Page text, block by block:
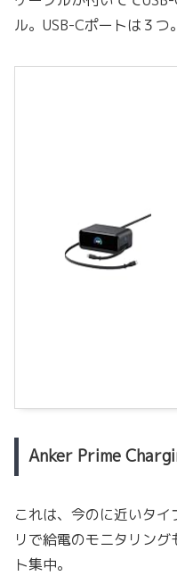
ル。USB-Cポートは３つ
Anker Prime
これは、今のに近いタ
リで給電のモニタリン
ト集中。